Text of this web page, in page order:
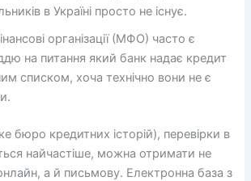
в Україні просто не існує.
організації (МФО) часто є
на питання який банк надає кредит
списком, хоча технічно вони не є
бюро кредитних історій), перевірки в
найчастіше, можна отримати не
а й письмову. Електронна база з